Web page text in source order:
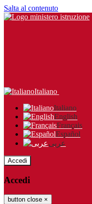
Salta al contenuto
Italiano
Italiano
English
Français
Español
عربى
Accedi
Accedi
button close ×